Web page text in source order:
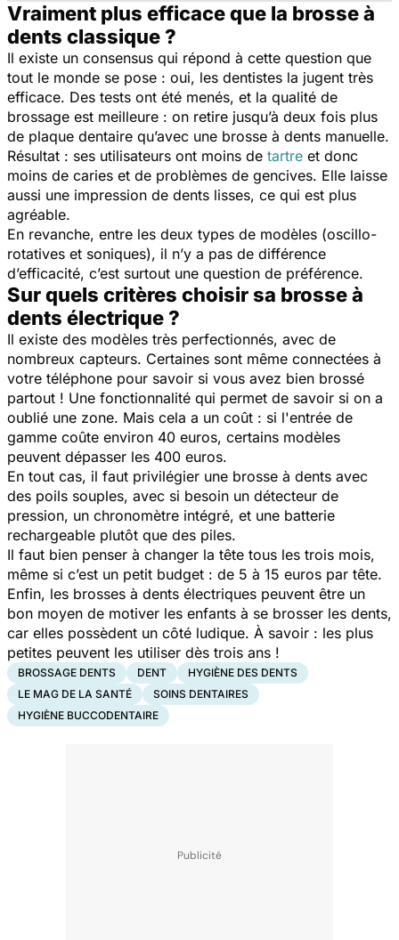
Vraiment plus efficace que la brosse à
dents classique ?
Il existe un consensus qui répond à cette question que
tout le monde se pose : oui, les dentistes la jugent très
efficace. Des tests ont été menés, et la qualité de
brossage est meilleure : on retire jusqu’à deux fois plus
de plaque dentaire qu’avec une brosse à dents manuelle.
Résultat : ses utilisateurs ont moins de tartre et donc
moins de caries et de problèmes de gencives. Elle laisse
aussi une impression de dents lisses, ce qui est plus
agréable.
En revanche, entre les deux types de modèles (oscillo-
rotatives et soniques), il n’y a pas de différence
d’efficacité, c’est surtout une question de préférence.
Sur quels critères choisir sa brosse à
dents électrique ?
Il existe des modèles très perfectionnés, avec de
nombreux capteurs. Certaines sont même connectées à
votre téléphone pour savoir si vous avez bien brossé
partout ! Une fonctionnalité qui permet de savoir si on a
oublié une zone. Mais cela a un coût : si l'entrée de
gamme coûte environ 40 euros, certains modèles
peuvent dépasser les 400 euros.
En tout cas, il faut privilégier une brosse à dents avec
des poils souples, avec si besoin un détecteur de
pression, un chronomètre intégré, et une batterie
rechargeable plutôt que des piles.
Il faut bien penser à changer la tête tous les trois mois,
même si c’est un petit budget : de 5 à 15 euros par tête.
Enfin, les brosses à dents électriques peuvent être un
bon moyen de motiver les enfants à se brosser les dents,
car elles possèdent un côté ludique. À savoir : les plus
petites peuvent les utiliser dès trois ans !
BROSSAGE DENTS DENT
HYGIÈNE DES DENTS
LE MAG DE LA SANTÉ
SOINS DENTAIRES
HYGIÈNE BUCCODENTAIRE